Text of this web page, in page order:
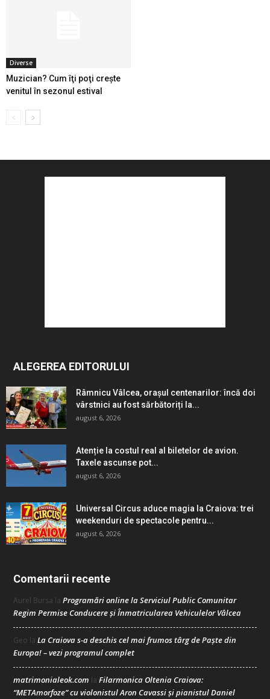
Diverse
Muzician? Cum îţi poţi creşte
venitul în sezonul estival
ALEGEREA EDITORULUI
Râmnicu Vâlcea, orașul centenarilor: încă doi
vârstnici au fost sărbătoriți la...
august 6, 2026
Atenție la costul real al biletelor de avion.
Taxele ascunse pot...
august 6, 2026
Universal Circus aduce magia la Craiova: trei
weekenduri de spectacole pentru...
august 6, 2026
Comentarii recente
Aurel Bursa la Programări online la Serviciul Public Comunitar
Regim Permise Conducere şi Înmatricularea Vehiculelor Vâlcea
Geo la La Craiova s-a deschis cel mai frumos târg de Paște din
Europa! – vezi programul complet
matrimonialeok.com la Filarmonica Oltenia Craiova:
“METAmorfoze” cu violonistul Aron Cavassi și pianistul Daniel